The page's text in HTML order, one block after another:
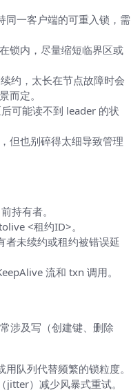
同一客户端的可重入锁，需
锁内，尽量缩短临界区或
约，太长在节点故障时会
而定。
可能读不到 leader 的状
但也别碎得太细导致管理
持有者。
<租约ID>。
者未续约或租约被错误延
流和 txn 调用。
涉及写（创建键、删除
队列代替频繁的锁粒度。
jitter）减少风暴式重试。